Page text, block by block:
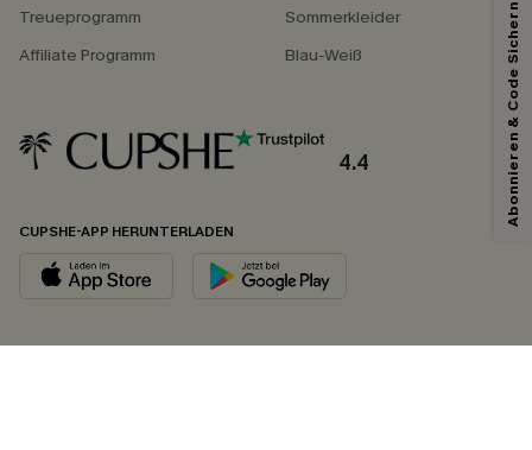
Treueprogramm
Affiliate Programm
Sommerkleider
Blau-Weiß
4.4
CUPSHE-APP HERUNTERLADEN
Abonnieren & Code Sichern